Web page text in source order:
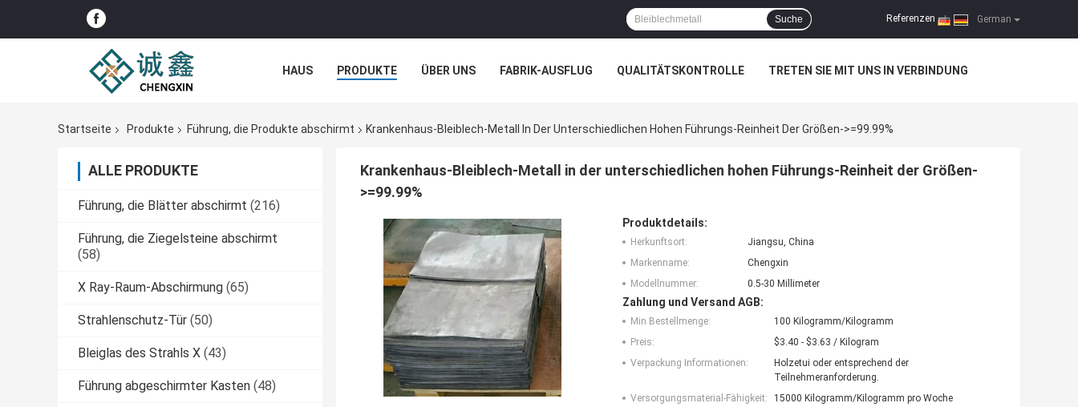
German
Referenzen |
Suche
HAUS PRODUKTE ÜBER UNS FABRIK-AUSFLUG QUALITÄTSKONTROLLE TRETEN SIE MIT UNS IN VERBINDUNG
Startseite
Produkte Führung, die Produkte abschirmt Krankenhaus-Bleiblech-Metall In Der Unterschiedlichen Hohen Führungs-Reinheit Der Größen->=99.99%
ALLE PRODUKTE
Führung, die Blätter abschirmt (216)
Führung, die Ziegelsteine abschirmt
(58)
X Ray-Raum-Abschirmung (65)
Strahlenschutz-Tür (50)
Bleiglas des Strahls X (43)
Führung abgeschirmter Kasten (48)
Krankenhaus-Bleiblech-Metall in der unterschiedlichen hohen Führungs-Reinheit der Größen-
>=99.99%
Produktdetails:
Herkunftsort:
Jiangsu, China
Markenname:
Chengxin
Modellnummer:
0.5-30 Millimeter
Zahlung und Versand AGB:
Min Bestellmenge:
100 Kilogramm/Kilogramm
Preis:
$3.40 - $3.63 / Kilogram
Verpackung Informationen:
Holzetui oder entsprechend der
Teilnehmeranforderung.
Versorgungsmaterial-Fähigkeit:
15000 Kilogramm/Kilogramm pro Woche